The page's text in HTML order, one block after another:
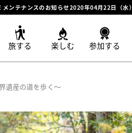
メンテナンスのお知らせ2020年04月22日（水）
旅する 楽しむ 参加する
遺産の道を歩く〜